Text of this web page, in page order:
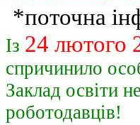
*поточна
Із 24 лютого
спричинило
Заклад освіти